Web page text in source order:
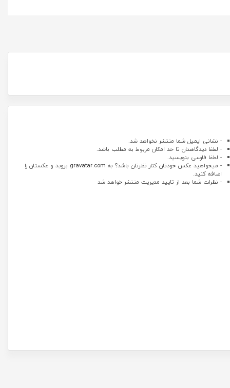
- نشانی ایمیل شما منتشر نخواهد شد.
- لطفا دیدگاهتان تا حد امکان مربوط به مطلب باشد.
- لطفا فارسی بنویسید.
- میخواهید عکس خودتان کنار نظرتان باشد؟ به gravatar.com بروید و عکستان را
اضافه کنید.
- نظرات شما بعد از تایید مدیریت منتشر خواهد شد